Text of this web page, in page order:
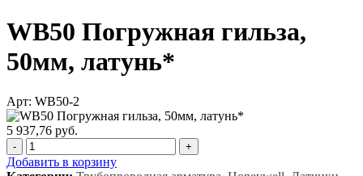
WB50 Погружная гильза,
50мм, латунь*
Арт: WB50-2
5 937,76 руб.
- +
Добавить в корзину